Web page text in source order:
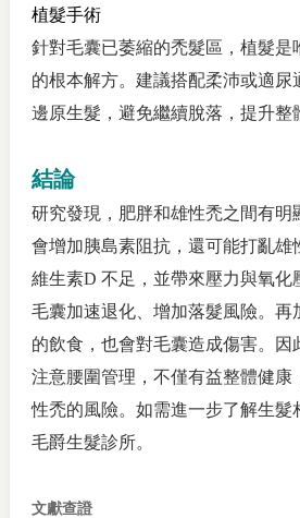
植髮手術
針對毛囊已萎縮的禿髮區，植髮是
的根本解方。建議搭配柔沛或適尿
邊原生髮，避免繼續脫落，提升整
結論
研究發現，肥胖和雄性禿之間有明
會增加胰島素阻抗，還可能打亂雄
維生素D 不足，並帶來壓力與氧化
毛囊加速退化、增加落髮風險。再
的飲食，也會對毛囊造成傷害。因
注意腰圍管理，不僅有益整體健康
性禿的風險。如需進一步了解生髮
毛爵生髮診所。
文獻查證